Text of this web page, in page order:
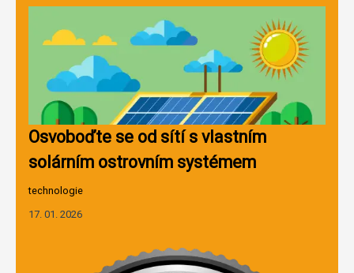
Osvoboďte se od sítí s vlastním
solárním ostrovním systémem
technologie
17. 01. 2026